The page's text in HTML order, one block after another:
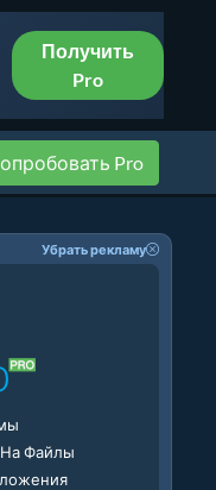
Получить
Pro
Pro
Убрать рекламу
Файлы